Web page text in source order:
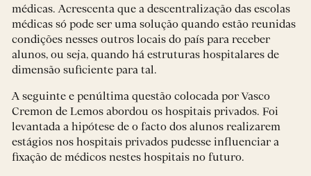
médicas. Acrescenta que a descentralização das escolas
médicas só pode ser uma solução quando estão reunidas
condições nesses outros locais do país para receber
alunos, ou seja, quando há estruturas hospitalares de
dimensão suficiente para tal.
A seguinte e penúltima questão colocada por Vasco
Cremon de Lemos abordou os hospitais privados. Foi
levantada a hipótese de o facto dos alunos realizarem
estágios nos hospitais privados pudesse influenciar a
fixação de médicos nestes hospitais no futuro.